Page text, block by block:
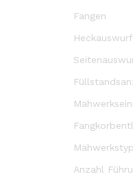
Fangen
Mähwerkstyp
Anzahl